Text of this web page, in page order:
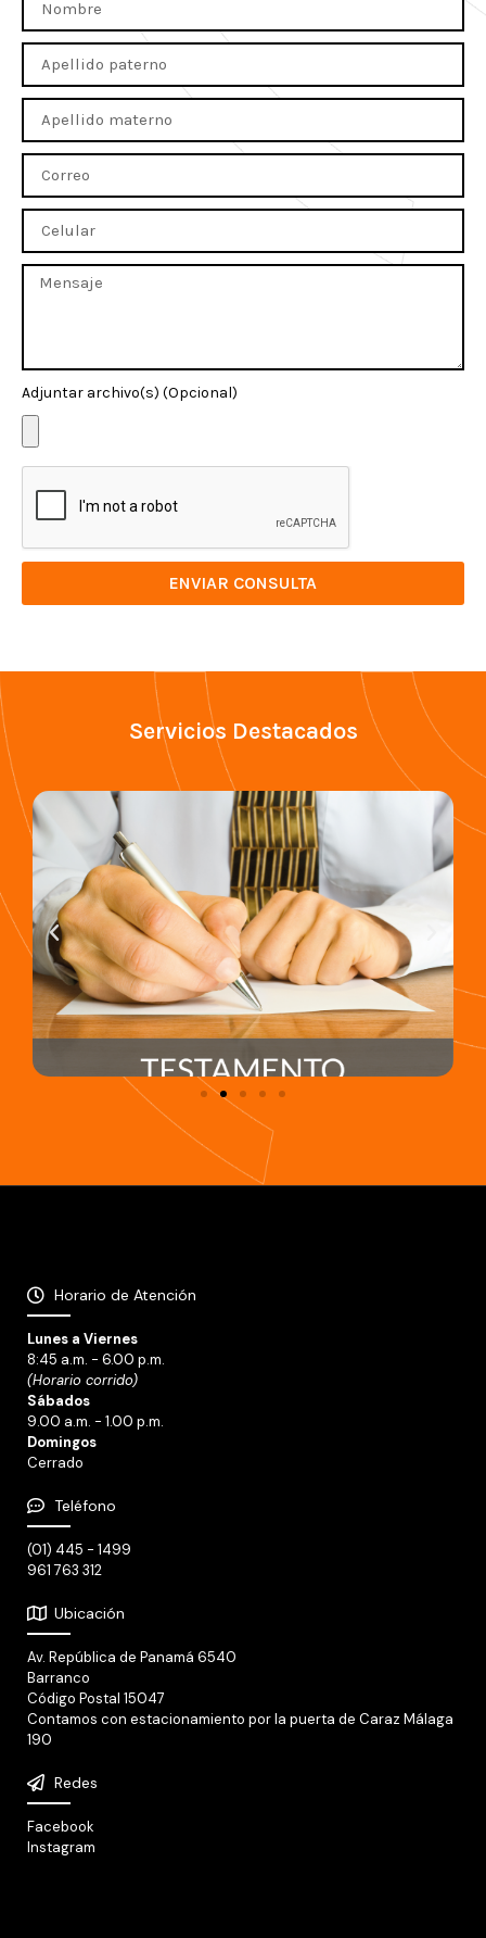
Adjuntar archivo(s) (Opcional)
ENVIAR CONSULTA
Servicios Destacados
Horario de Atención
Lunes a Viernes
8:45 a.m. - 6.00 p.m.
(Horario corrido)
Sábados
9.00 a.m. - 1.00 p.m.
Domingos
Cerrado
Teléfono
(01) 445 - 1499
961 763 312
Ubicación
Av. República de Panamá 6540
Barranco
Código Postal 15047
Contamos con estacionamiento por la puerta de Caraz Málaga
190
Redes
Facebook
Instagram